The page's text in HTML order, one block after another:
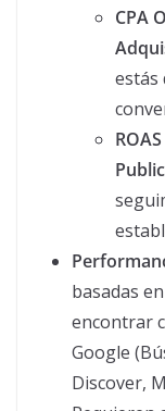
CPA
estás
basadas
encontrar
Google
Discover,